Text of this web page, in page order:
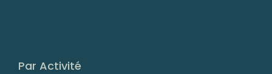
Par Activité